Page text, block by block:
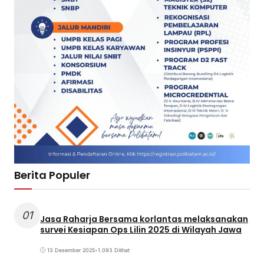
Berita Populer
01
Jasa Raharja Bersama korlantas melaksanakan
survei Kesiapan Ops Lilin 2025 di Wilayah Jawa
13 Desember 2025•1.093 Dilihat